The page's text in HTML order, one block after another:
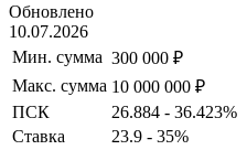
Обновлено
10.07.2026
Мин. сумма 300 000 ₽
Макс. сумма 10 000 000 ₽
ПСК
26.884 - 36.423%
Ставка
23.9 - 35%